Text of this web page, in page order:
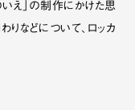
いえ」の制作にかけた思
りなどについて、ロッカ